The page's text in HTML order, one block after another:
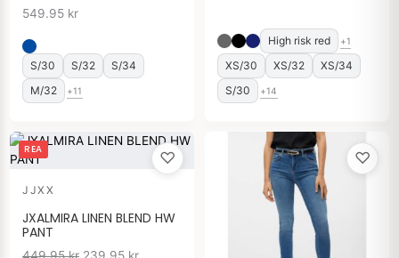
549.95 kr
S/30 S/32
S/34
M/32
+11
High risk red +1
XS/30 XS/32
XS/34
S/30
+14
♡
REA
JJXX
JXALMIRA LINEN BLEND HW
PANT
449.95kr
Det
449.95 kr.
239.95 kr
Det
nuvarande
priset
239.95 kr.
♡